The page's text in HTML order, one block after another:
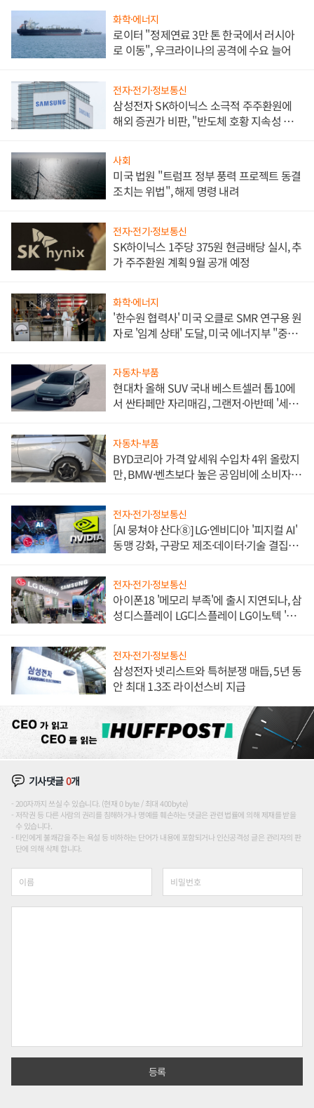
화학·에너지
로이터 "정제연료 3만 톤 한국에서 러시아
로 이동", 우크라이나의 공격에 수요 늘어
전자·전기·정보통신
삼성전자 SK하이닉스 소극적 주주환원에
해외 증권가 비판, "반도체 호황 지속성 의
사회
미국 법원 "트럼프 정부 풍력 프로젝트 동결
조치는 위법", 해제 명령 내려
전자·전기·정보통신
SK하이닉스 1주당 375원 현금배당 실시, 추
가 주주환원 계획 9월 공개 예정
화학·에너지
'한수원 협력사' 미국 오클로 SMR 연구용 원
자로 '임계 상태' 도달, 미국 에너지부 "중요
자동차·부품
현대차 올해 SUV 국내 베스트셀러 톱10에
서 싼타페만 자리매김, 그랜저·아반떼 '세단
자동차·부품
BYD코리아 가격 앞세워 수입차 4위 올랐지
만, BMW·벤츠보다 높은 공임비에 소비자
전자·전기·정보통신
[AI 뭉쳐야 산다⑧] LG·엔비디아 '피지컬 AI'
동맹 강화, 구광모 제조·데이터·기술 결집
전자·전기·정보통신
아이폰18 '메모리 부족'에 출시 지연되나, 삼
성디스플레이 LG디스플레이 LG이노텍 '탈
전자·전기·정보통신
삼성전자 넷리스트와 특허분쟁 매듭, 5년 동
안 최대 1.3조 라이선스비 지급
기사댓글0개
200자까지 쓰실 수 있습니다. (현재 0 byte / 최대 400byte)
저작권 등 다른 사람의 권리를 침해하거나 명예를 훼손하는 댓글은 관련 법률에 의해 제재를 받을
수 있습니다.
타인에게 불쾌감을 주는 욕설 등 비하하는 단어가 내용에 포함되거나 인신공격성 글은 관리자의 판
단에 의해 삭제 합니다.